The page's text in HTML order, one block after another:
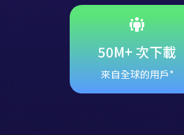
50M+ 次下載
來自全球的用戶*